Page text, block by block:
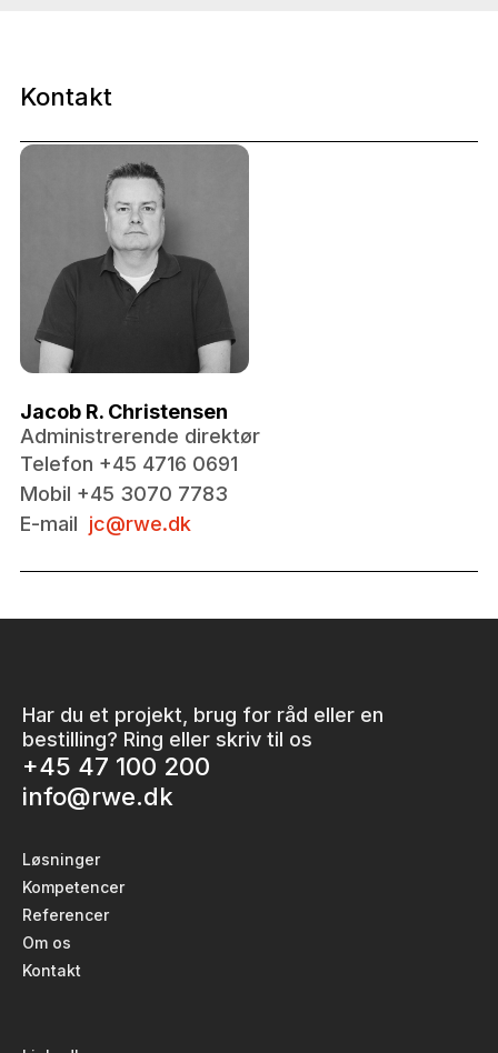
Kontakt
Jacob R. Christensen
Administrerende direktør
Telefon +45 4716 0691
Mobil +45 3070 7783
E-mail jc@rwe.dk
Har du et projekt, brug for råd eller en
bestilling? Ring eller skriv til os
+45 47 100 200
info@rwe.dk
Løsninger
Kompetencer
Referencer
Om os
Kontakt